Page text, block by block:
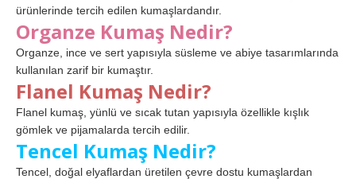
ürünlerinde tercih edilen kumaşlardandır.
Organze Kumaş Nedir?
Organze, ince ve sert yapısıyla süsleme ve abiye tasarımlarında
kullanılan zarif bir kumaştır.
Flanel Kumaş Nedir?
Flanel kumaş, yünlü ve sıcak tutan yapısıyla özellikle kışlık
gömlek ve pijamalarda tercih edilir.
Tencel Kumaş Nedir?
Tencel, doğal elyaflardan üretilen çevre dostu kumaşlardan